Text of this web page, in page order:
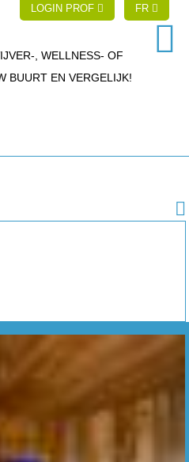
LOGIN PROF FR
, WELLNESS- OF
BUURT EN VERGELIJK!